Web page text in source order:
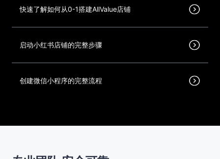
快速了解如何从0-1搭建AllValue店铺
启动小红书店铺的完整步骤
创建微信小程序的完整流程